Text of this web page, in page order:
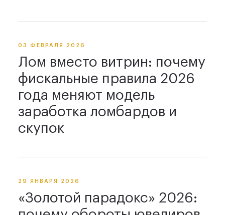
03 ФЕВРАЛЯ 2026
Лом вместо витрин: почему
фискальные правила 2026
года меняют модель
заработка ломбардов и
скупок
29 ЯНВАРЯ 2026
«Золотой парадокс» 2026: